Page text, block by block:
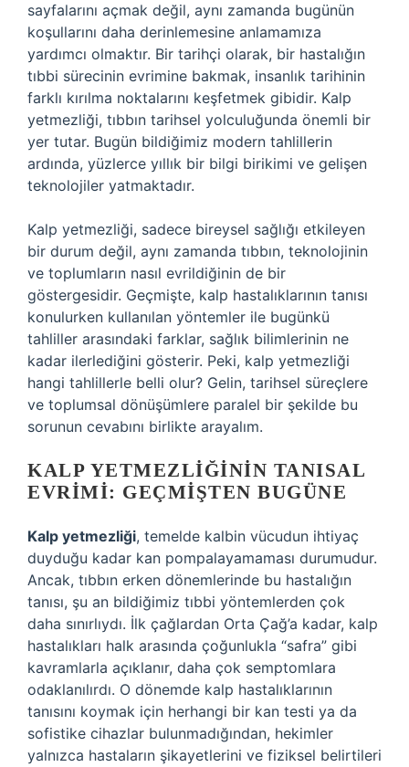
sayfalarını açmak değil, aynı zamanda bugünün
koşullarını daha derinlemesine anlamamıza
yardımcı olmaktır. Bir tarihçi olarak, bir hastalığın
tıbbi sürecinin evrimine bakmak, insanlık tarihinin
farklı kırılma noktalarını keşfetmek gibidir. Kalp
yetmezliği, tıbbın tarihsel yolculuğunda önemli bir
yer tutar. Bugün bildiğimiz modern tahlillerin
ardında, yüzlerce yıllık bir bilgi birikimi ve gelişen
teknolojiler yatmaktadır.
Kalp yetmezliği, sadece bireysel sağlığı etkileyen
bir durum değil, aynı zamanda tıbbın, teknolojinin
ve toplumların nasıl evrildiğinin de bir
göstergesidir. Geçmişte, kalp hastalıklarının tanısı
konulurken kullanılan yöntemler ile bugünkü
tahliller arasındaki farklar, sağlık bilimlerinin ne
kadar ilerlediğini gösterir. Peki, kalp yetmezliği
hangi tahlillerle belli olur? Gelin, tarihsel süreçlere
ve toplumsal dönüşümlere paralel bir şekilde bu
sorunun cevabını birlikte arayalım.
KALP YETMEZLIĞININ TANISAL
EVRIMI: GEÇMIŞTEN BUGÜNE
Kalp yetmezliği, temelde kalbin vücudun ihtiyaç
duyduğu kadar kan pompalayamaması durumudur.
Ancak, tıbbın erken dönemlerinde bu hastalığın
tanısı, şu an bildiğimiz tıbbi yöntemlerden çok
daha sınırlıydı. İlk çağlardan Orta Çağ’a kadar, kalp
hastalıkları halk arasında çoğunlukla “safra” gibi
kavramlarla açıklanır, daha çok semptomlara
odaklanılırdı. O dönemde kalp hastalıklarının
tanısını koymak için herhangi bir kan testi ya da
sofistike cihazlar bulunmadığından, hekimler
yalnızca hastaların şikayetlerini ve fiziksel belirtileri